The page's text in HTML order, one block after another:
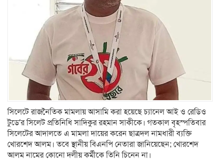
সিলেটে রাজনৈতিক মামলায় আসামি করা হয়েছে চ্যানেল আই ও রেডিও
টুডে’র সিলেট প্রতিনিধি সাদিকুর রহমান সাকীকে। গতকাল বৃহস্পতিবার
সিলেটের আদালতে এ মামলা দায়ের করেন ছাত্রদল নামধারী ব্যক্তি
খোরশেদ আলম। তবে স্থানীয় বিএনপি নেতারা জানিয়েছেন; খোরশেদ
আলম নামের কোনো দলীয় কর্মীকে তিনি চিনেন না।